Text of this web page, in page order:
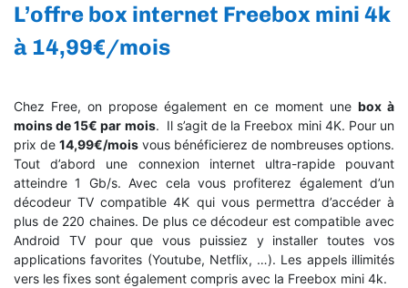
L’offre box internet Freebox mini 4k
à 14,99€/mois
Chez Free, on propose également en ce moment une box à
moins de 15€ par mois. Il s’agit de la Freebox mini 4K. Pour un
prix de 14,99€/mois vous bénéficierez de nombreuses options.
Tout d’abord une connexion internet ultra-rapide pouvant
atteindre 1 Gb/s. Avec cela vous profiterez également d’un
décodeur TV compatible 4K qui vous permettra d’accéder à
plus de 220 chaines. De plus ce décodeur est compatible avec
Android TV pour que vous puissiez y installer toutes vos
applications favorites (Youtube, Netflix, …). Les appels illimités
vers les fixes sont également compris avec la Freebox mini 4k.